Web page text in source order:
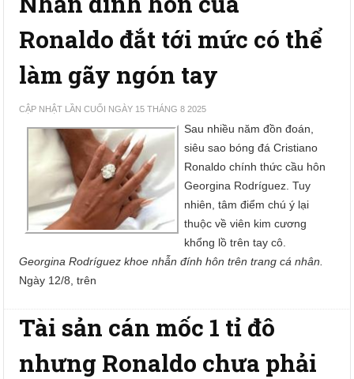
Ronaldo đắt tới mức có thể
làm gãy ngón tay
CẬP NHẬT LẦN CUỐI NGÀY 15 THÁNG 8 2025
Sau nhiều năm đồn đoán,
siêu sao bóng đá Cristiano
Ronaldo chính thức cầu hôn
Georgina Rodríguez. Tuy
nhiên, tâm điểm chú ý lại
thuộc về viên kim cương
khổng lồ trên tay cô.
Georgina Rodríguez khoe nhẫn đính hôn trên trang cá nhân.
Ngày 12/8, trên
Tài sản cán mốc 1 tỉ đô
nhưng Ronaldo chưa phải